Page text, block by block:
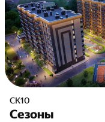
СК10
Сезоны